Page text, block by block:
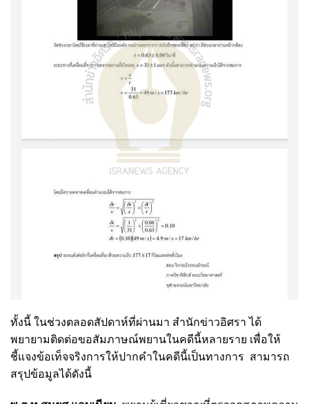
ทั้งนี้ ในช่วงตลอดสัปดาห์ที่ผ่านมา สำนักข่าวอิศรา ได้
พยายามติดต่อขอสัมภาษณ์พยานในคดีนี้หลายราย เพื่อให้
ชี้แจงข้อเท็จจริงการให้ปากคำในคดีนี้เป็นทางการ สามารถ
สรุปข้อมูลได้ดังนี้